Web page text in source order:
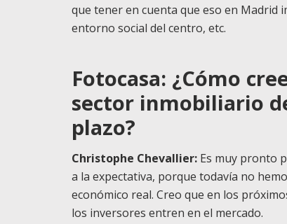
que tener en cuenta que eso en Madrid
entorno social del centro, etc.
Fotocasa: ¿Cómo
sector inmobiliario
plazo?
Christophe Chevallier: Es muy pronto
a la expectativa, porque todavía no
económico real. Creo que en los
los inversores entren en el mercado.